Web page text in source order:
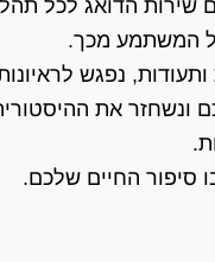
שירות הדואג לכל
המשתמע מכך.
נפגש
ונשחזר את
סיפור החיים שלכם.